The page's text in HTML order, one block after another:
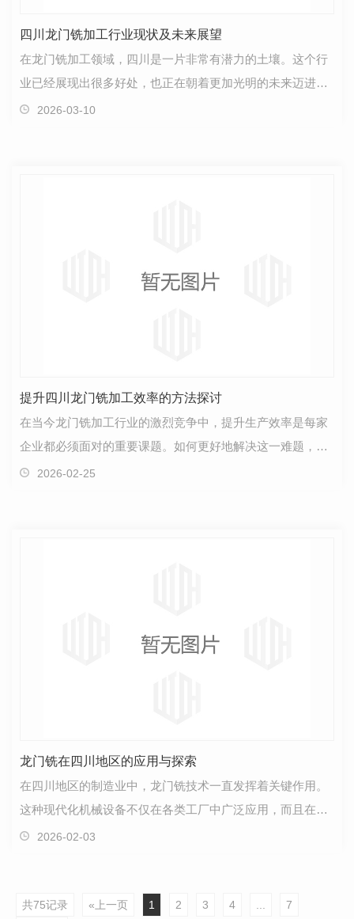
四川龙门铣加工行业现状及未来展望
在龙门铣加工领域，四川是一片非常有潜力的土壤。这个行
业已经展现出很多好处，也正在朝着更加光明的未来迈进。
首先，四川的龙门铣加工行业拥有着丰富的资源和人才…
2026-03-10
提升四川龙门铣加工效率的方法探讨
在当今龙门铣加工行业的激烈竞争中，提升生产效率是每家
企业都必须面对的重要课题。如何更好地解决这一难题，值
得我们深入探讨。首先，.有效的方法之一是优化生产…
2026-02-25
龙门铣在四川地区的应用与探索
在四川地区的制造业中，龙门铣技术一直发挥着关键作用。
这种现代化机械设备不仅在各类工厂中广泛应用，而且在提
高生产效率和产品质量方面展现出独特优势。随着科技…
2026-02-03
共75记录 «上一页 1 2 3 4 7